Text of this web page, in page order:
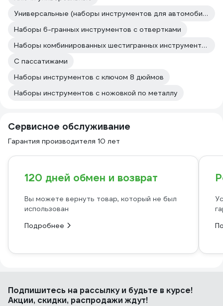
Универсальные (наборы инструментов для автомобиля в чемодане)
Наборы 6-гранных инструментов с отвертками
Наборы комбинированных шестигранных инструментов
С пассатижами
Наборы инструментов с ключом 8 дюймов
Наборы инструментов с ножовкой по металлу
Сервисное обслуживание
Гарантия производителя 10 лет
120 дней обмен и возврат
Вы можете вернуть товар, который не был
использован
Подробнее
Подпишитесь на рассылкуи будьте в курсе!
Акции, скидки, распродажи ждут!